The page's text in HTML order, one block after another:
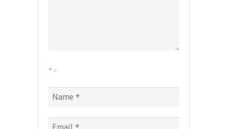
* =